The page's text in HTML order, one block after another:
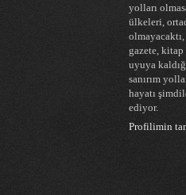
yolları
ülkeleri,
gazete, kitap
uyuya
sanırım
hayatı
ediyor.
Profilimin